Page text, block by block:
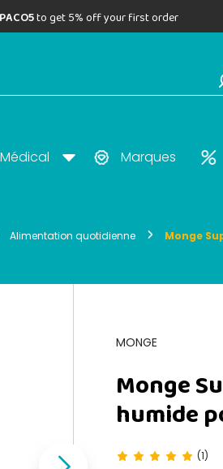
to get 5% off your first order
Médical Marques
Alimentation quotidienne Monge
MONGE
Monge
humide
(1)